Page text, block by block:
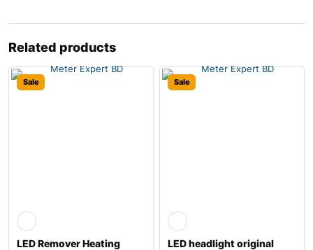
Related products
Sale
LED Remover Heating
Sale
LED headlight original